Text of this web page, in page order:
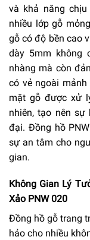
và khả năng
nhiều lớp gỗ
gỗ có độ bền cao
dày 5mm không
nhàng mà còn
có vẻ ngoài
mặt gỗ được xử
nhiên, tạo nên
đại. Đồng hồ
sự an tâm cho
gian.
Không Gian Lý
Xảo PNW 020
Đồng hồ gỗ trang
hảo cho nhiều